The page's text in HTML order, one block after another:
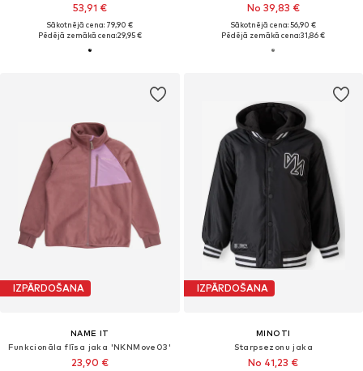
53,91 €
Sākotnējā cena: 79,90 €
Pēdējā zemākā cena:29,95 €
No 39,83 €
Sākotnējā cena: 56,90 €
Pēdējā zemākā cena:31,86 €
IZPĀRDOŠANA
NAME IT
Funkcionāla flīsa jaka 'NKNMove03'
23,90 €
IZPĀRDOŠANA
MINOTI
Starpsezonu jaka
No 41,23 €